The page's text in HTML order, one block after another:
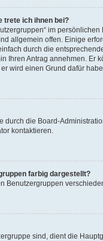
trete ich ihnen bei?
im
allgemein offen. Einige
durch die
Ihren Antrag annehmen.
wird einen Grund dafür
durch die Board-
kontaktieren.
farbig dargestellt?
Benutzergruppen
sind, dient die